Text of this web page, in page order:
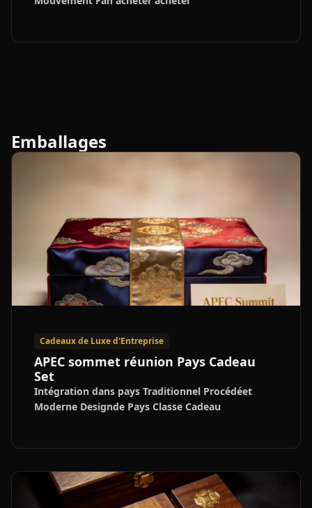
Emballages
Cadeaux de Luxe d'Entreprise
APEC sommet réunion Pays Cadeau
Set
Intégration dans pays Traditionnel Procédéet
Moderne Designde Pays Classe Cadeau